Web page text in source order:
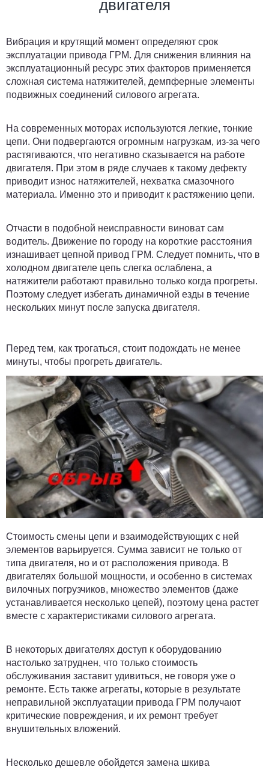
двигателя
Вибрация и крутящий момент определяют срок
эксплуатации привода ГРМ. Для снижения влияния на
эксплуатационный ресурс этих факторов применяется
сложная система натяжителей, демпферные элементы
подвижных соединений силового агрегата.
На современных моторах используются легкие, тонкие
цепи. Они подвергаются огромным нагрузкам, из-за чего
растягиваются, что негативно сказывается на работе
двигателя. При этом в ряде случаев к такому дефекту
приводит износ натяжителей, нехватка смазочного
материала. Именно это и приводит к растяжению цепи.
Отчасти в подобной неисправности виноват сам
водитель. Движение по городу на короткие расстояния
изнашивает цепной привод ГРМ. Следует помнить, что в
холодном двигателе цепь слегка ослаблена, а
натяжители работают правильно только когда прогреты.
Поэтому следует избегать динамичной езды в течение
нескольких минут после запуска двигателя.
Перед тем, как трогаться, стоит подождать не менее
минуты, чтобы прогреть двигатель.
Стоимость смены цепи и взаимодействующих с ней
элементов варьируется. Сумма зависит не только от
типа двигателя, но и от расположения привода. В
двигателях большой мощности, и особенно в системах
вилочных погрузчиков, множество элементов (даже
устанавливается несколько цепей), поэтому цена растет
вместе с характеристиками силового агрегата.
В некоторых двигателях доступ к оборудованию
настолько затруднен, что только стоимость
обслуживания заставит удивиться, не говоря уже о
ремонте. Есть также агрегаты, которые в результате
неправильной эксплуатации привода ГРМ получают
критические повреждения, и их ремонт требует
внушительных вложений.
Несколько дешевле обойдется замена шкива